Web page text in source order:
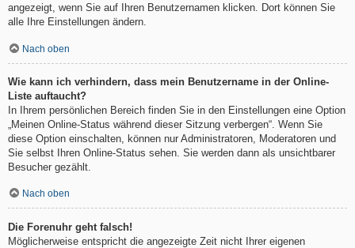
angezeigt, wenn Sie auf Ihren Benutzernamen klicken. Dort können Sie
alle Ihre Einstellungen ändern.
Nach oben
Wie kann ich verhindern, dass mein Benutzername in der Online-
Liste auftaucht?
In Ihrem persönlichen Bereich finden Sie in den Einstellungen eine Option
„Meinen Online-Status während dieser Sitzung verbergen“. Wenn Sie
diese Option einschalten, können nur Administratoren, Moderatoren und
Sie selbst Ihren Online-Status sehen. Sie werden dann als unsichtbarer
Besucher gezählt.
Nach oben
Die Forenuhr geht falsch!
Möglicherweise entspricht die angezeigte Zeit nicht Ihrer eigenen